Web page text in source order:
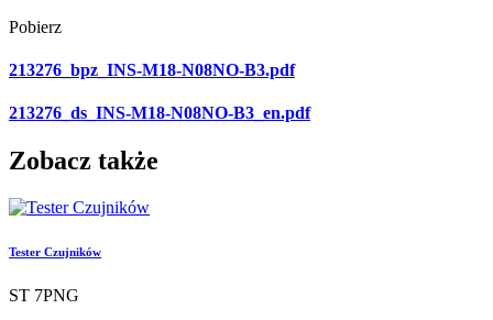
Pobierz
213276_bpz_INS-M18-N08NO-B3.pdf
213276_ds_INS-M18-N08NO-B3_en.pdf
Zobacz także
Tester Czujników
ST 7PNG